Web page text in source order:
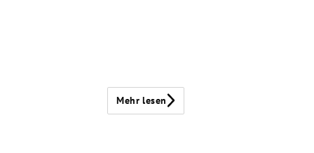
Mehr lesen